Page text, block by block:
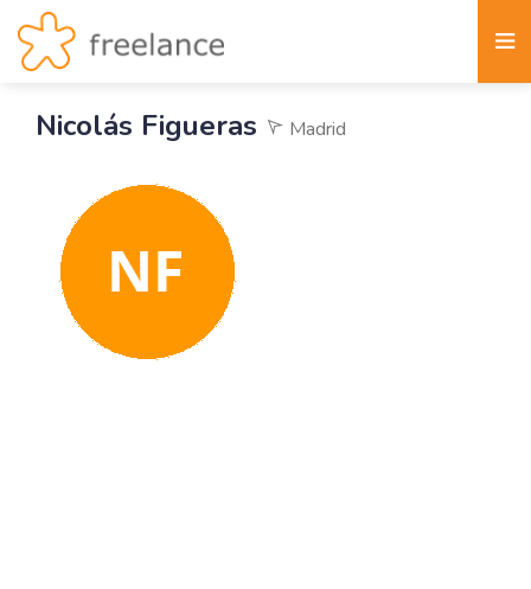
Nicolás Figueras Madrid